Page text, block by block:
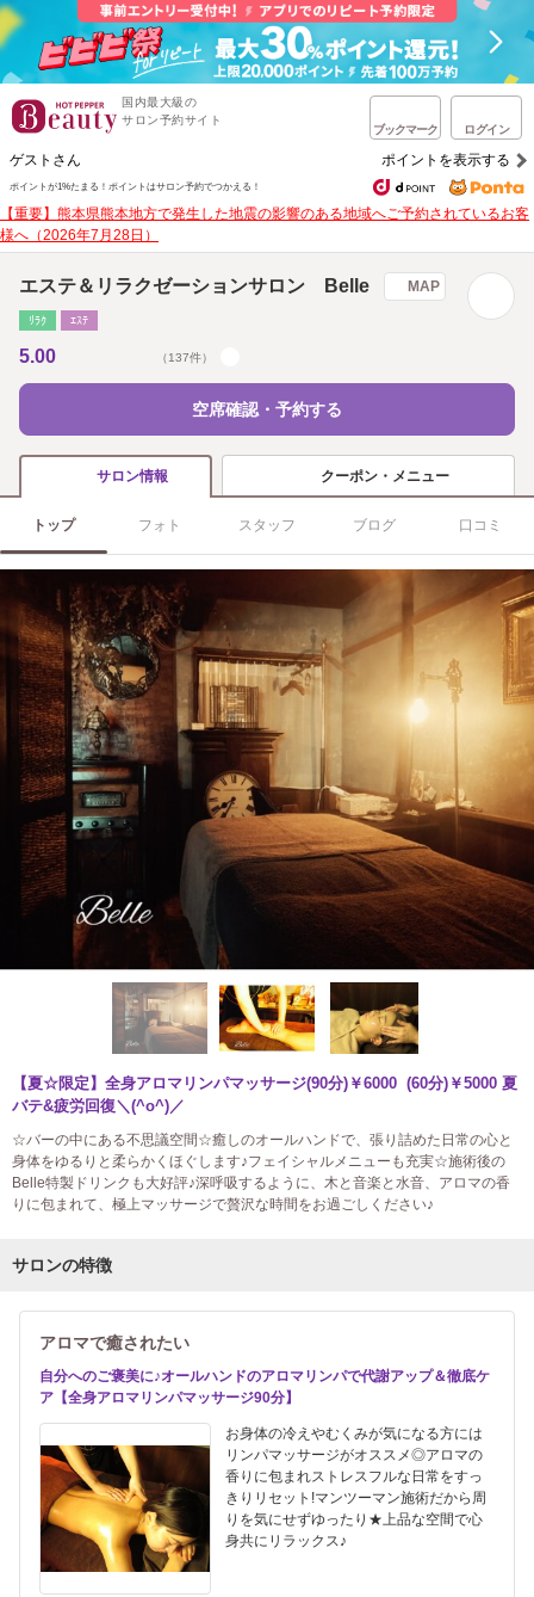
国内最大級の
サロン予約サイト
ブックマーク ログイン
ゲストさん ポイントを表示する
ポイントが1%たまる！ ポイントはサロン予約でつかえる！
【重要】熊本県熊本地方で発生した地震の影響のある地域へご予約されているお客
様へ（2026年7月28日）
エステ＆リラクゼーションサロン Belle MAP
ﾘﾗｸ ｴｽﾃ
5.00 （137件）
空席確認・予約する
サロン情報 クーポン・メニュー
トップ フォト スタッフ ブログ 口コミ
【夏☆限定】全身アロマリンパマッサージ(90分)￥6000 (60分)￥5000 夏
バテ&疲労回復＼(^o^)／
☆バーの中にある不思議空間☆癒しのオールハンドで、張り詰めた日常の心と
身体をゆるりと柔らかくほぐします♪フェイシャルメニューも充実☆施術後の
Belle特製ドリンクも大好評♪深呼吸するように、木と音楽と水音、アロマの香
りに包まれて、極上マッサージで贅沢な時間をお過ごしください♪
サロンの特徴
アロマで癒されたい
自分へのご褒美に♪オールハンドのアロマリンパで代謝アップ＆徹底ケ
ア【全身アロマリンパマッサージ90分】
お身体の冷えやむくみが気になる方には
リンパマッサージがオススメ◎アロマの
香りに包まれストレスフルな日常をすっ
きりリセット!マンツーマン施術だから周
りを気にせずゆったり★上品な空間で心
身共にリラックス♪